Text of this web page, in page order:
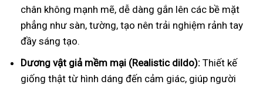
chân không mạnh mẽ, dễ dàng gắn lên các bề mặt
phẳng như sàn, tường, tạo nên trải nghiệm rảnh tay
đầy sáng tạo.
Dương vật giả mềm mại (Realistic dildo): Thiết kế
giống thật từ hình dáng đến cảm giác, giúp người